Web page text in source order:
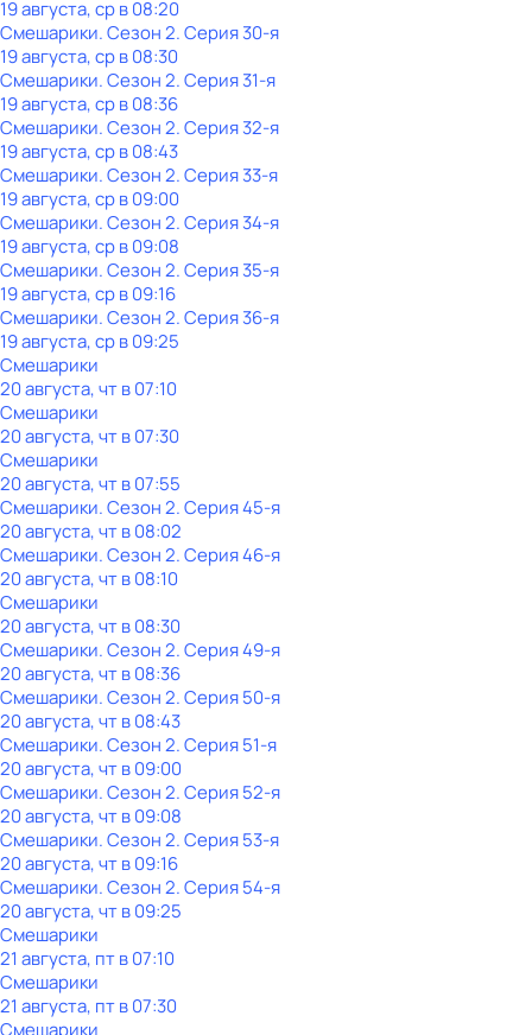
19 августа, ср в 08:20
Смешарики. Сезон 2. Серия 30-я
19 августа, ср в 08:30
Смешарики. Сезон 2. Серия 31-я
19 августа, ср в 08:36
Смешарики. Сезон 2. Серия 32-я
19 августа, ср в 08:43
Смешарики. Сезон 2. Серия 33-я
19 августа, ср в 09:00
Смешарики. Сезон 2. Серия 34-я
19 августа, ср в 09:08
Смешарики. Сезон 2. Серия 35-я
19 августа, ср в 09:16
Смешарики. Сезон 2. Серия 36-я
19 августа, ср в 09:25
Смешарики
20 августа, чт в 07:10
Смешарики
20 августа, чт в 07:30
Смешарики
20 августа, чт в 07:55
Смешарики. Сезон 2. Серия 45-я
20 августа, чт в 08:02
Смешарики. Сезон 2. Серия 46-я
20 августа, чт в 08:10
Смешарики
20 августа, чт в 08:30
Смешарики. Сезон 2. Серия 49-я
20 августа, чт в 08:36
Смешарики. Сезон 2. Серия 50-я
20 августа, чт в 08:43
Смешарики. Сезон 2. Серия 51-я
20 августа, чт в 09:00
Смешарики. Сезон 2. Серия 52-я
20 августа, чт в 09:08
Смешарики. Сезон 2. Серия 53-я
20 августа, чт в 09:16
Смешарики. Сезон 2. Серия 54-я
20 августа, чт в 09:25
Смешарики
21 августа, пт в 07:10
Смешарики
21 августа, пт в 07:30
Смешарики